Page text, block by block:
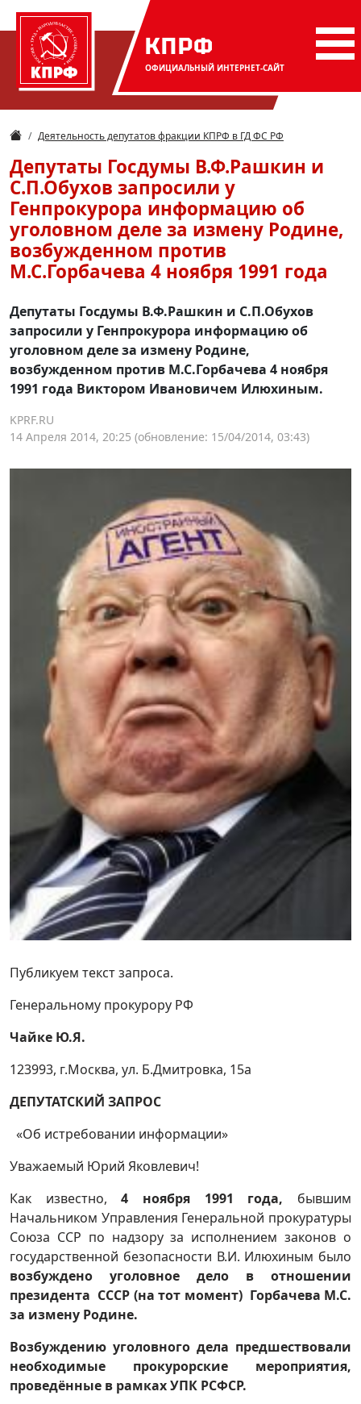
КПРФ
ОФИЦИАЛЬНЫЙ ИНТЕРНЕТ-САЙТ
Деятельность депутатов фракции КПРФ в ГД ФС РФ
Депутаты Госдумы В.Ф.Рашкин и
С.П.Обухов запросили у
Генпрокурора информацию об
уголовном деле за измену Родине,
возбужденном против
М.С.Горбачева 4 ноября 1991 года
Депутаты Госдумы В.Ф.Рашкин и С.П.Обухов
запросили у Генпрокурора информацию об
уголовном деле за измену Родине,
возбужденном против М.С.Горбачева 4 ноября
1991 года Виктором Ивановичем Илюхиным.
KPRF.RU
14 Апреля 2014, 20:25 (обновление: 15/04/2014, 03:43)
Публикуем текст запроса.
Генеральному прокурору РФ
Чайке Ю.Я.
123993, г.Москва, ул. Б.Дмитровка, 15а
ДЕПУТАТСКИЙ ЗАПРОС
«Об истребовании информации»
Уважаемый Юрий Яковлевич!
Как известно,
4 ноября 1991 года, бывшим
Начальником Управления Генеральной прокуратуры
Союза ССР по надзору за исполнением законов о
государственной безопасности В.И. Илюхиным было
возбуждено уголовное дело в отношении
президента СССР (на тот момент) Горбачева М.С.
за измену Родине.
Возбуждению уголовного дела предшествовали
необходимые прокурорские мероприятия,
проведённые в рамках УПК РСФСР.